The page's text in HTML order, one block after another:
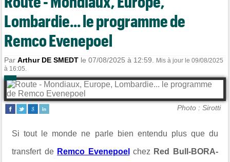
Lombardie... le programme de
Remco Evenepoel
ParArthur DE SMEDT le 07/08/2025 à 12:59.
Mis à jour le 09/08/2025
à 16:05.
Photo : Sirotti
Si tout le monde ne parle bien entendu plus que du
transfert de Remco Evenepoel chez Red Bull-BORA-